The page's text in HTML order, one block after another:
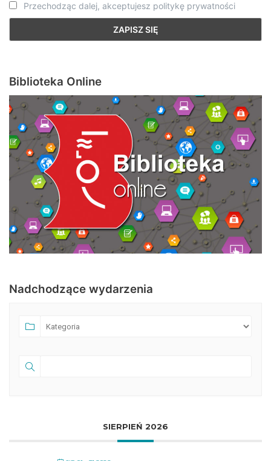
Przechodząc dalej, akceptujesz politykę prywatności
Biblioteka Online
Nadchodzące wydarzenia
SIERPIEŃ 2026